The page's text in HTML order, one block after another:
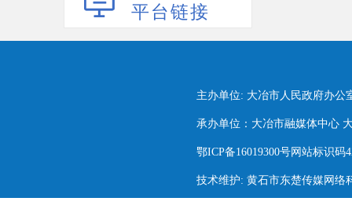
平台链接
主办单位: 大冶市人民政府办公
承办单位：大冶市融媒体中心
鄂ICP备16019300号网站标识码
技术维护: 黄石市东楚传媒网络